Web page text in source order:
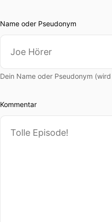
00:01:04: Wir haben uns
00:01:12: Was hältst du
00:01:20: der Nvidia
Name oder Pseudonym
Dein Name oder Pseudonym
Kommentar